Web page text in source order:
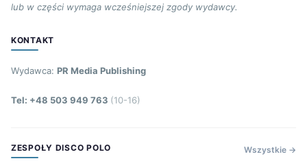
lub w części wymaga wcześniejszej zgody wydawcy.
KONTAKT
Wydawca: PR Media Publishing
Tel: +48 503 949 763 (10-16)
ZESPOŁY DISCO POLO Wszystkie →